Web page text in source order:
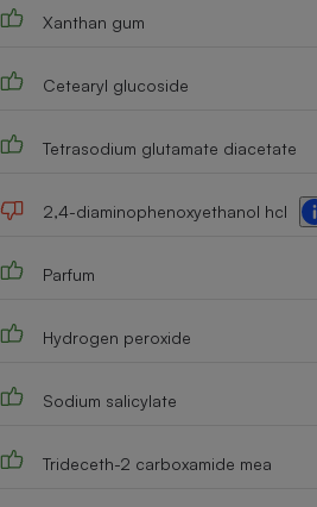
Xanthan gum
Cetearyl glucoside
Tetrasodium glutamate diacetate
2,4-diaminophenoxyethanol hcl
Parfum
Hydrogen peroxide
Sodium salicylate
Trideceth-2 carboxamide mea